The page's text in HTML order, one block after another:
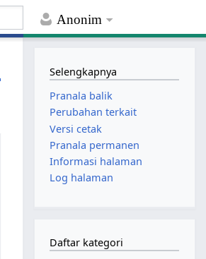
Anonim
Selengkapnya
Pranala balik
Perubahan terkait
Versi cetak
Pranala permanen
Informasi halaman
Log halaman
Daftar kategori